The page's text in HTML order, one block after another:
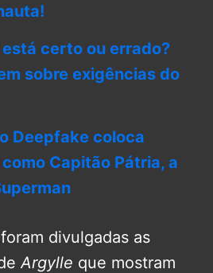
certo ou errado?
sobre exigências do
Deepfake coloca
Capitão Pátria, a
divulgadas as
Argylle que mostram